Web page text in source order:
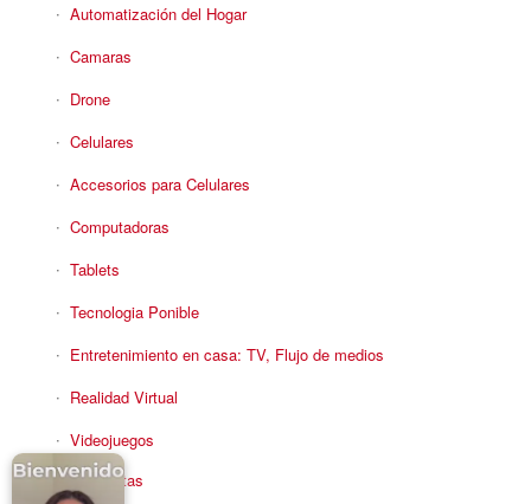
Automatización del Hogar
Camaras
Drone
Celulares
Accesorios para Celulares
Computadoras
Tablets
Tecnologia Ponible
Entretenimiento en casa: TV, Flujo de medios
Realidad Virtual
Videojuegos
Reciba Ofertas